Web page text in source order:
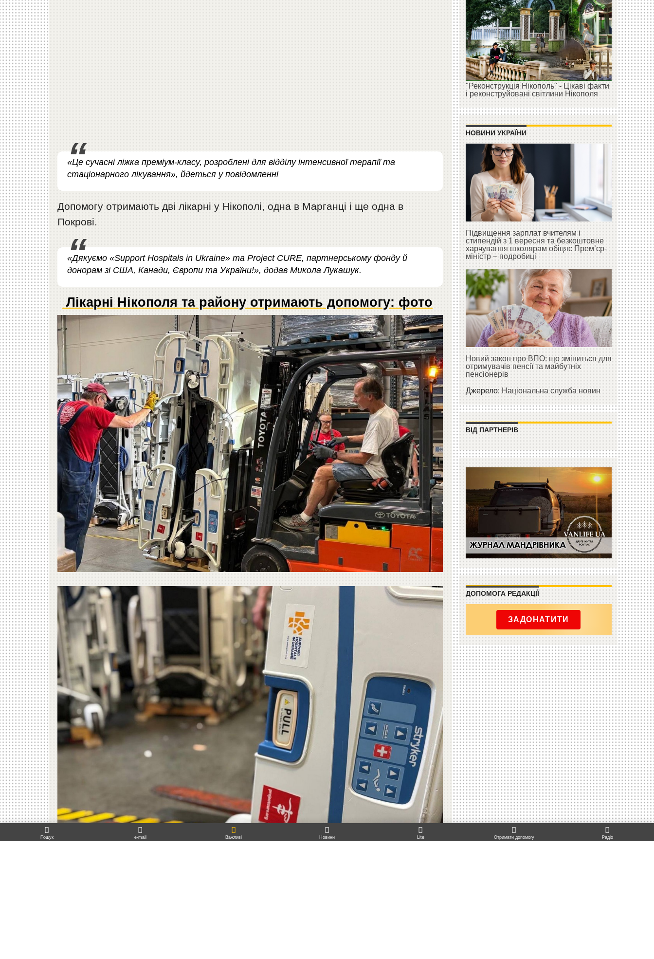
«Це сучасні ліжка преміум-класу, розроблені для відділу інтенсивної терапії та
стаціонарного лікування», йдеться у повідомленні
Допомогу отримають дві лікарні у Нікополі, одна в Марганці і ще одна в
Покрові.
«Дякуємо «Support Hospitals in Ukraine» та Project CURE, партнерському фонду й
донорам зі США, Канади, Європи та України!», додав Микола Лукашук.
Лікарні Нікополя та району отримають допомогу: фото
"Реконструкція Нікополь" - Цікаві факти
і реконструйовані світлини Нікополя
НОВИНИ УКРАЇНИ
Підвищення зарплат вчителям і
стипендій з 1 вересня та безкоштовне
харчування школярам обіцяє Прем’єр-
міністр – подробиці
Новий закон про ВПО: що зміниться для
отримувачів пенсії та майбутніх
пенсіонерів
Джерело:Національна служба новин
ВІД ПАРТНЕРІВ
ДОПОМОГА РЕДАКЦІЇ
ЗАДОНАТИТИ